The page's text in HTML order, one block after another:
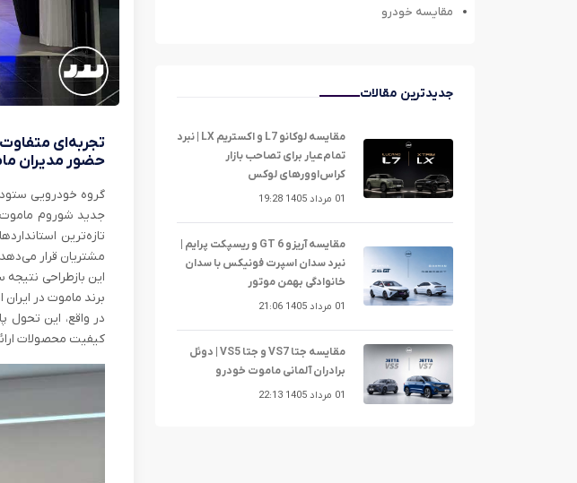
مقایسه خودرو
جدیدترین مقالات
مقایسه لوکانو L7 و اکستریم LX | نبرد
تمام‌عیار برای تصاحب بازار
کراس‌اوورهای لوکس
01 مرداد 1405 19:28
مقایسه آریزو 6 GT و ریسپکت پرایم |
نبرد سدان اسپرت فونیکس با سدان
خانوادگی بهمن موتور
01 مرداد 1405 21:06
مقایسه جتا VS7 و جتا VS5 | دوئل
برادران آلمانی ماموت خودرو
01 مرداد 1405 22:13
تجربه‌ای
حضور مدیران
گروه خودرویی
جدید شوروم ماموت
تازه‌ترین
مشتریان قرار
این بازطراحی
برند ماموت در
در واقع، این تحول
کیفیت محصولات